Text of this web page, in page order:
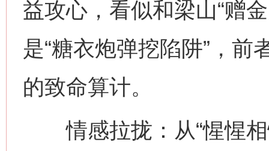
益攻心，看似和梁山“赠
是“糖衣炮弹挖陷阱”，
的致命算计。
情感拉拢：从“惺惺相